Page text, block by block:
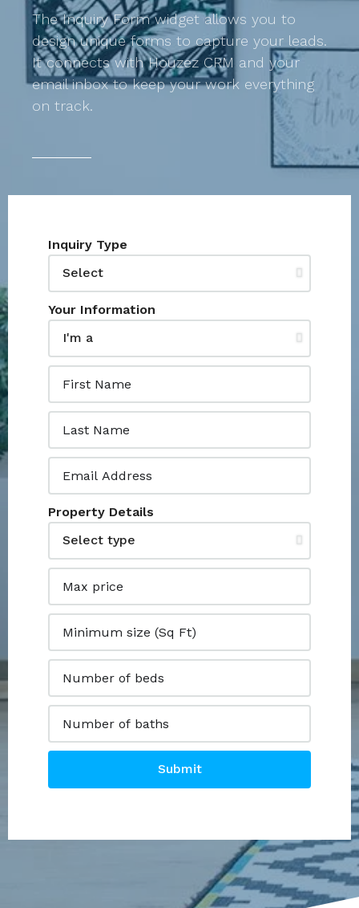
The Inquiry Form widget allows you to
design unique forms to capture your leads.
It connects with Houzez CRM and your
email inbox to keep your work everything
on track.
Inquiry Type
Your Information
Property Details
Submit